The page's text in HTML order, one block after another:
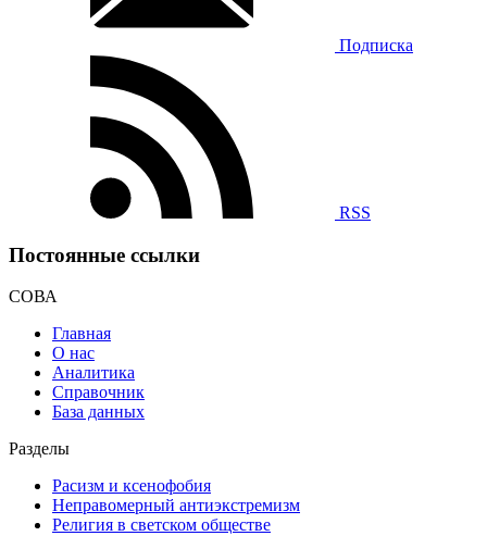
Подписка
RSS
Постоянные ссылки
СОВА
Главная
О нас
Аналитика
Справочник
База данных
Разделы
Расизм и ксенофобия
Неправомерный антиэкстремизм
Религия в светском обществе